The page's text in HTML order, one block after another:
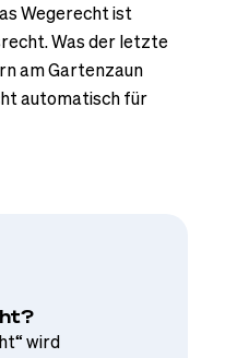
Wegerecht ist
Was der letzte
am Gartenzaun
automatisch für
wird